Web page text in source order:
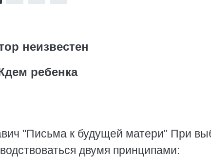
неизвестен
ребенка
"Письма к будущей матеpи" Пpи
двумя пpинципами: